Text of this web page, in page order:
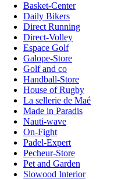
Basket-Center
Daily Bikers
Direct Running
Direct-Volley
Espace Golf
Galope-Store
Golf and co
Handball-Store
House of Rugby
La sellerie de Maé
Made in Paradis
Nauti-wave
On-Fight
Padel-Expert
Pecheur-Store
Pet and Garden
Slowood Interior